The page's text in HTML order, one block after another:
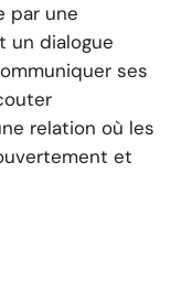
par une
un dialogue
ses
relation où les
et